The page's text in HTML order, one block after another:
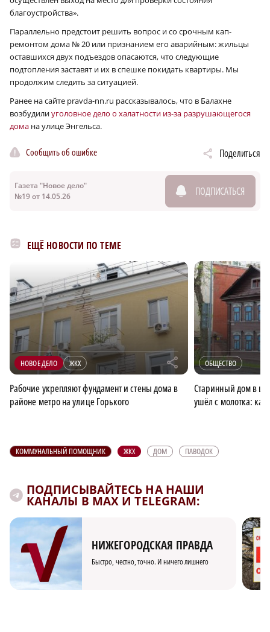
благоустройства».
Параллельно предстоит решить вопрос и со срочным кап­
ремонтом дома № 20 или признанием его аварийным: жильцы
оставшихся двух подъездов опасаются, что следующие
подтопления заставят и их в спешке покидать квартиры. Мы
продолжим следить за ситуацией.
Ранее на сайте pravda-nn.ru рассказывалось, что в Балахне
возбудилиуголовное дело о халатности из-за разрушающегося
дома на улице Энгельса.
Сообщить об ошибке Поделиться
Газета "Новое дело"
№19 от 14.05.26
ПОДПИСАТЬСЯ
ЕЩЁ НОВОСТИ ПО ТЕМЕ
НОВОЕ ДЕЛО ЖКХ r
Рабочие укрепляют фундамент и стены дома в
районе метро на улице Горького
ОБЩЕСТВО
Старинный дом в
ушёл с молотка:
КОММУНАЛЬНЫЙ ПОМОЩНИК ЖКХ ДОМ ПАВОДОК
ПОДПИСЫВАЙТЕСЬ НА НАШИ
КАНАЛЫ В MAX И TELEGRAM:
НИЖЕГОРОДСКАЯ ПРАВДА
Быстро, честно, точно. И ничего лишнего